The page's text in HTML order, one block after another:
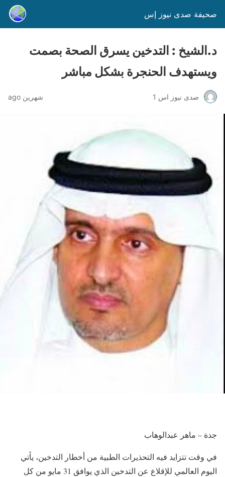
صحيفة صدى نيوز إس
د.الشيخ : التدخين يسرق الصحة بصمت
ويستهدف الحنجرة بشكل مباشر
صدى نيوز اس 1 شهرين ago
جدة – ماهر عبدالوهاب
في وقت تتزايد فيه التحذيرات الطبية من أخطار التدخين، يأتي
اليوم العالمي للإقلاع عن التدخين الذي يوافق 31 مايو من كل